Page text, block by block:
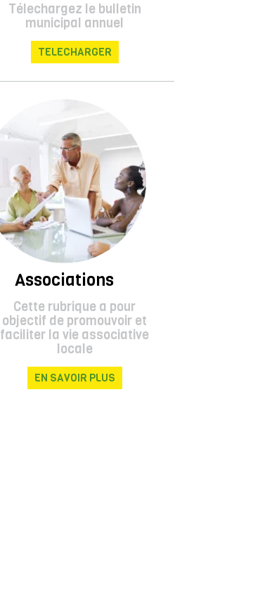
Télechargez le bulletin
municipal annuel
TELECHARGER
Associations
Cette rubrique a pour
objectif de promouvoir et
faciliter la vie associative
locale
EN SAVOIR PLUS